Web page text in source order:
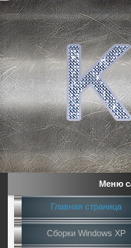
Меню
Главная страница
Сборки Windows XP